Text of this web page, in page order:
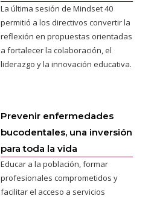
La última sesión de Mindset 40
permitió a los directivos convertir la
reflexión en propuestas orientadas
a fortalecer la colaboración, el
liderazgo y la innovación educativa.
Prevenir enfermedades
bucodentales, una inversión
para toda la vida
Educar a la población, formar
profesionales comprometidos y
facilitar el acceso a servicios